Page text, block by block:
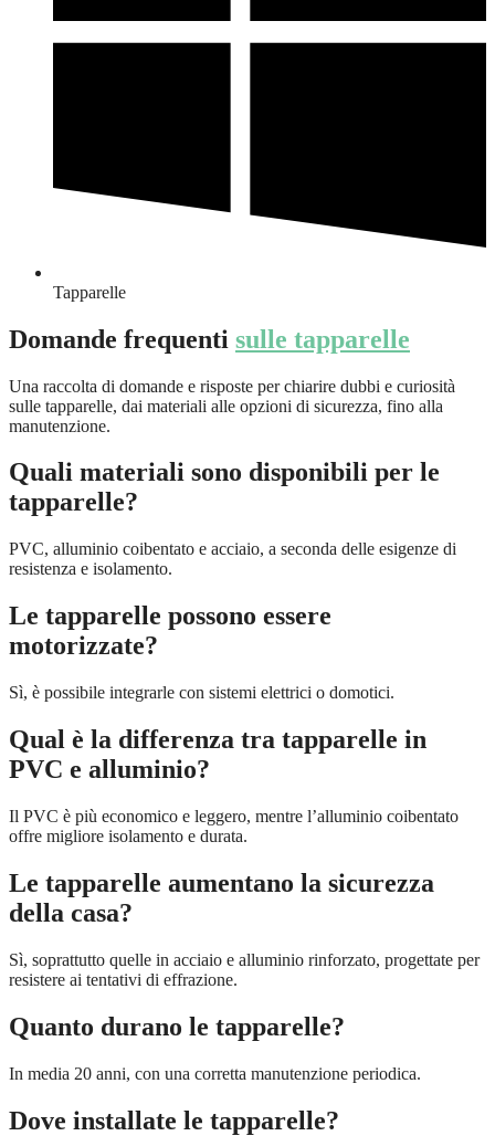
Tapparelle
Domande frequenti sulle tapparelle
Una raccolta di domande e risposte per chiarire dubbi e curiosità
sulle tapparelle, dai materiali alle opzioni di sicurezza, fino alla
manutenzione.
Quali materiali sono disponibili per le
tapparelle?
PVC, alluminio coibentato e acciaio, a seconda delle esigenze di
resistenza e isolamento.
Le tapparelle possono essere
motorizzate?
Sì, è possibile integrarle con sistemi elettrici o domotici.
Qual è la differenza tra tapparelle in
PVC e alluminio?
Il PVC è più economico e leggero, mentre l’alluminio coibentato
offre migliore isolamento e durata.
Le tapparelle aumentano la sicurezza
della casa?
Sì, soprattutto quelle in acciaio e alluminio rinforzato, progettate per
resistere ai tentativi di effrazione.
Quanto durano le tapparelle?
In media 20 anni, con una corretta manutenzione periodica.
Dove installate le tapparelle?